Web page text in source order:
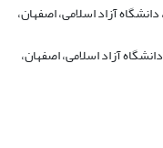
آزاد اسلامی، اصفهان،
آزاد اسلامی، اصفهان،